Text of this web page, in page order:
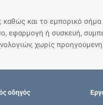
και το εμπορικό
ή συσκευή,
χωρίς
οδηγός